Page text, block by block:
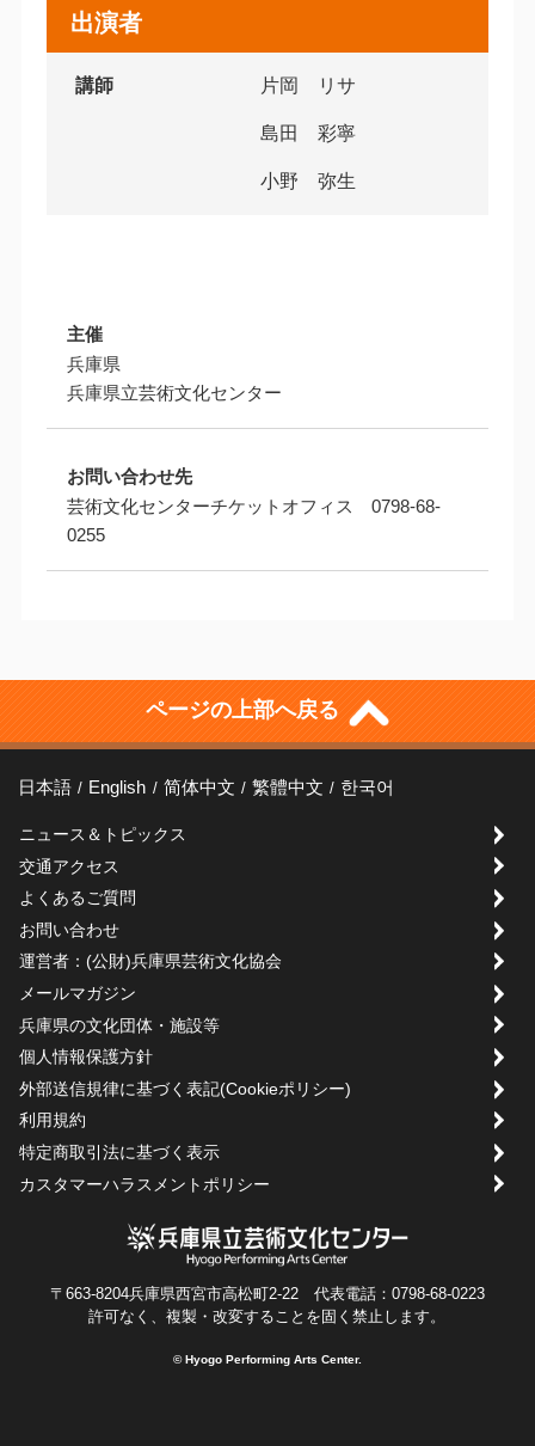
出演者
講師 片岡 リサ
島田 彩寧
小野 弥生
主催
兵庫県
兵庫県立芸術文化センター
お問い合わせ先
芸術文化センターチケットオフィス 0798-68-
0255
ページの上部へ戻る
日本語 English 简体中文 繁體中文 한국어
ニュース＆トピックス
交通アクセス
よくあるご質問
お問い合わせ
運営者：(公財)兵庫県芸術文化協会
メールマガジン
兵庫県の文化団体・施設等
個人情報保護方針
外部送信規律に基づく表記(Cookieポリシー)
利用規約
特定商取引法に基づく表示
カスタマーハラスメントポリシー
〒663-8204兵庫県西宮市高松町2-22 代表電話：0798-68-0223
許可なく、複製・改変することを固く禁止します。
© Hyogo Performing Arts Center.